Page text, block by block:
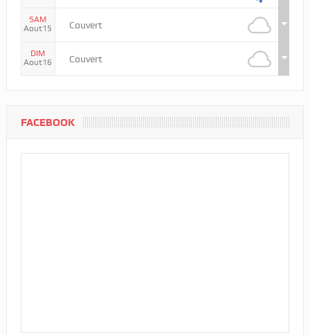
SAM
Aout15
Couvert
DIM
Aout16
Couvert
FACEBOOK